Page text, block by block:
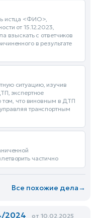
истца <ФИО>,
от 15.12.2023,
взыскать с ответчиков
в результате
ситуацию, изучив
экспертное
том, что виновным в ДТП
транспортным
частично
Все похожие дела→
2024 от 10.02.2025